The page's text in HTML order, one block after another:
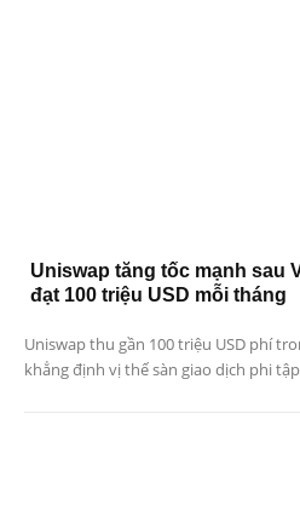
Uniswap tăng tốc mạnh sau
đạt 100 triệu USD mỗi tháng
Uniswap thu gần 100 triệu USD phí
khẳng định vị thế sàn giao dịch phi